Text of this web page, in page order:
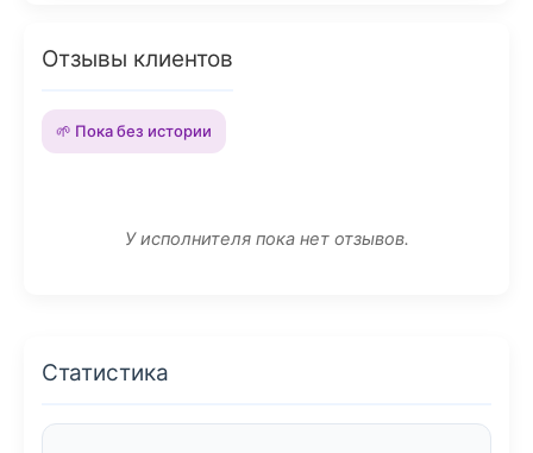
Отзывы клиентов
🌱 Пока без истории
У исполнителя пока нет отзывов.
Статистика